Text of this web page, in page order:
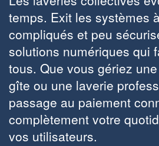
temps. Exit les systèmes
compliqués et peu
solutions numériques qui
tous. Que vous gériez
gîte ou une laverie
passage au paiement
complètement votre
vos utilisateurs.